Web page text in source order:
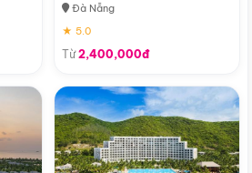
Đà Nẵng
★ 5.0
Từ2,400,000đ